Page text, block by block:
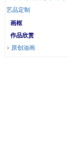
艺品定制
画框
作品欣赏
原创油画